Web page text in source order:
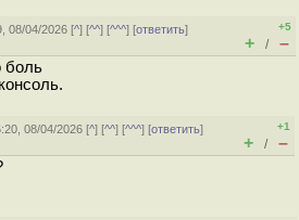
08/04/2026 [^] [^^] [^^^] [ответить]
+5
+ / –
боль
08/04/2026 [^] [^^] [^^^] [ответить]
+1
+ / –